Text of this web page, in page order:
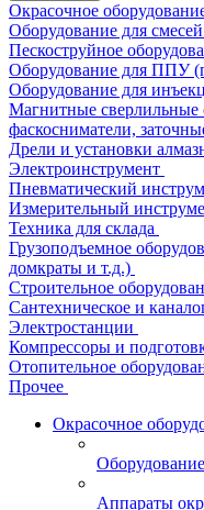
Окрасочное
Оборудование для смесей
Пескоструйное
Оборудование для ППУ
Оборудование для
Магнитные сверлильные
фаскосниматели,
Дрели и установки
Электроинструмент
Пневматический
Измерительный
Техника для склада
Грузоподъемное
домкраты и т.д.)
Строительное
Сантехническое и
Электростанции
Компрессоры и
Отопительное
Прочее
Окрасочное
Аппараты